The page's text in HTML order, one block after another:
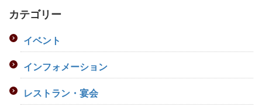
カテゴリー
イベント
インフォメーション
レストラン・宴会